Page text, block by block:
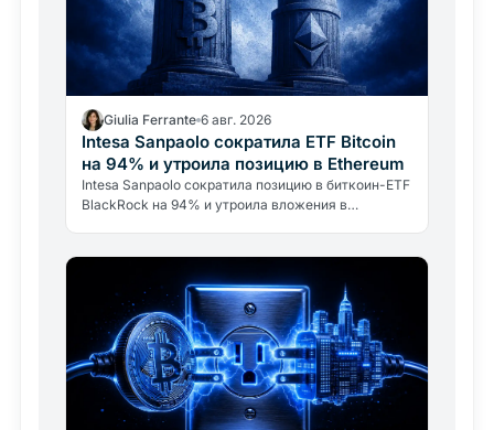
Giulia Ferrante 6 авг. 2026
Intesa Sanpaolo сократила ETF Bitcoin
на 94% и утроила позицию в Ethereum
Intesa Sanpaolo сократила позицию в биткоин-ETF
BlackRock на 94% и утроила вложения в